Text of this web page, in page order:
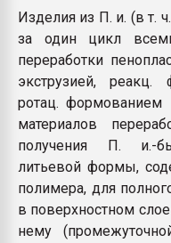
Изделия из П. и. (в т.
за один цикл
переработки
экструзией,
ротац.
материалов
получения П. и.-
литьевой формы,
полимера, для
в поверхностном
нему